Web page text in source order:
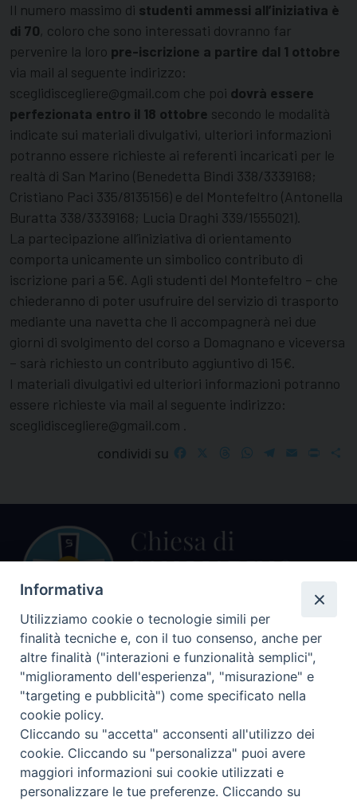
Il numero massimo di studenti ammessi all’iniziativa è
di 70, coloro che sono interessati dovranno far
pervenire la loro pre-iscrizione a partire dal 1 ottobre
via mail al seguente indirizzo:
sceglidiscegliere@gmail.com che poi dovrà essere
perfezionata entro il 18 ottobre secondo le modalità
indicate sui materiali divulgativi, ulteriori informazioni
potranno essere richieste ai referenti incaricati per le
realtà di San Marino (Benedetta Bindi 338/3339168;
Cristiano Paci 335/8135156) e del Montefeltro (Antonella
Buratta 338/3339168; Lucia Draghi 339/1555021).
La partecipazione all’iniziativa di orientamento
comporta unicamente un simbolico contributo di
iscrizione pari a 5€. Agli studenti del Montefeltro – che
chiederanno di poter usufruire del servizio di trasporto
mediante una navetta che li accompagnerà nei due
giorni di svolgimento del corso a Domagnano e viceversa
– sarà richiesto un contributo aggiuntivo di 15€.
I materiali divulgativi ed ulteriori informazioni potranno
essere richieste via mail al seguente indirizzo:
sceglidiscegliere@gmail.com .
condividi su
FacebookThreadsWhatsApp
Telegram
EmailPrint
Centralino Curia Vescovile
0541 913711
Indirizzo
47864 PENNABILLI (RN)
Seguici su
Facebook
Instagram
LinkedIn
X YouTube
Feed
Informativa
Utilizziamo cookie o tecnologie simili per
finalità tecniche e, con il tuo consenso, anche per
altre finalità ("interazioni e funzionalità semplici",
"miglioramento dell'esperienza", "misurazione" e
"targeting e pubblicità") come specificato nella
cookie policy.
Cliccando su "accetta" acconsenti all'utilizzo dei
cookie. Cliccando su "personalizza" puoi avere
maggiori informazioni sui cookie utilizzati e
personalizzare le tue preferenze. Cliccando su